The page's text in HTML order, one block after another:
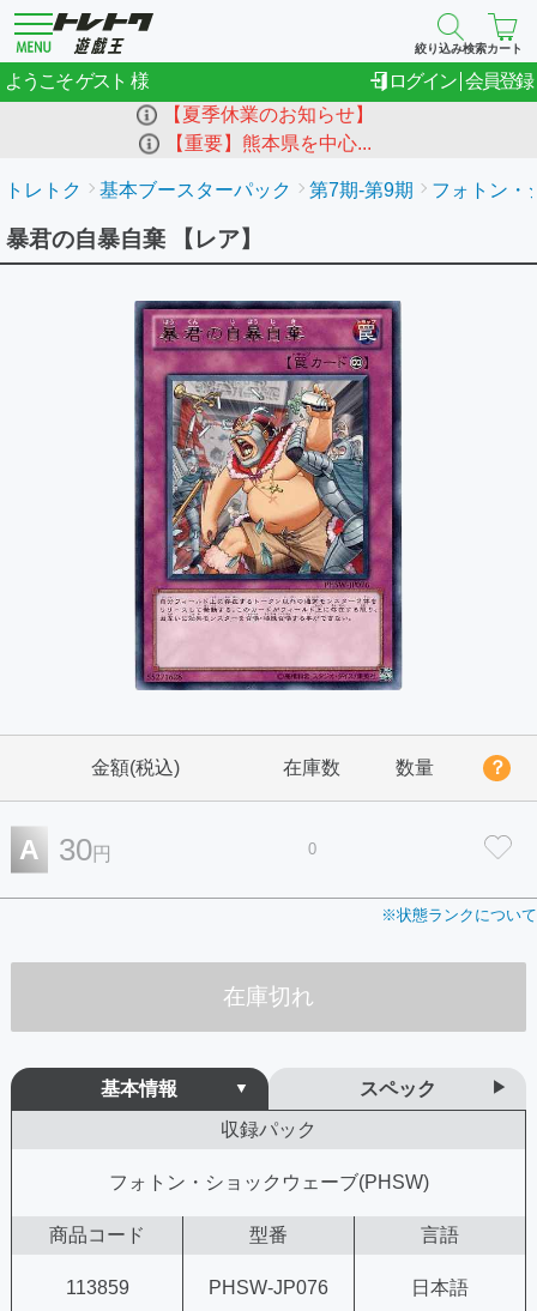
絞り込み検索カート
ようこそゲスト ログイン 会員登録
【夏季休業のお知らせ】
【重要】熊本県を中心...
トレトク 基本ブースターパック 第7期-第9期 フォトン・
暴君の自暴自棄 【レア】
金額(税込) 在庫数 数量 ？
A 30円 0
※状態ランクについて
在庫切れ
基本情報
スペック
収録パック
フォトン・ショックウェーブ(PHSW)
商品コード 型番 言語
113859 PHSW-JP076 日本語